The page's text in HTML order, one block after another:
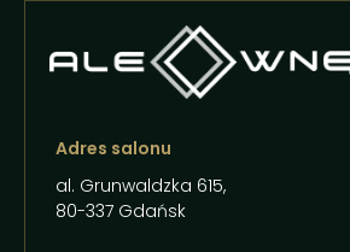
Adres salonu
al. Grunwaldzka 615,
80-337 Gdańsk